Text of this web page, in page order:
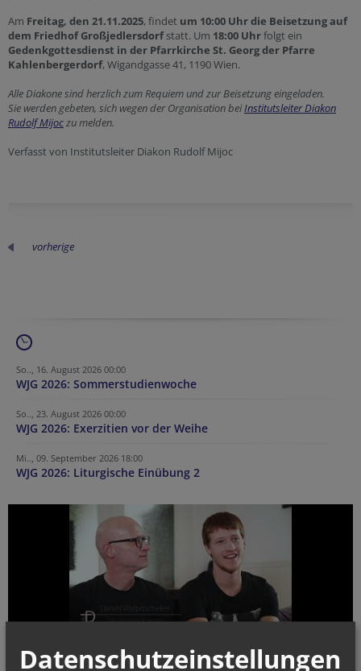
Am Freitag, den 21.11.2025, findet um 10:00 Uhr die Beisetzung auf
dem Friedhof Großjedlersdorfstatt. Um 18:00 Uhrfolgt ein
Gedenkgottesdienst in der Pfarrkirche St. Georg der Pfarre
Kahlenbergerdorf, Wigandgasse 41, 1190 Wien.
Alle Diakone sind herzlich zum Requiem und zur Beisetzung eingeladen.
Sie werden gebeten, sich wegen der Organisation beiInstitutsleiter Diakon
Rudolf Mijoczu melden.
Verfasst von Institutsleiter Diakon Rudolf Mijoc
vorherige
So.., 16. August 2026 00:00
WJG 2026: Sommerstudienwoche
So.., 23. August 2026 00:00
WJG 2026: Exerzitien vor der Weihe
Mi.., 09. September 2026 18:00
WJG 2026: Liturgische Einübung 2
50 Jahre Ständiger Diakonat in der Erzdiözese Wien
Datenschutzeinstellungen